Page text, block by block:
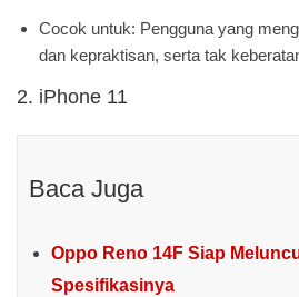
Cocok untuk: Pengguna yang
dan kepraktisan, serta tak
2. iPhone 11
Baca Juga
Oppo Reno 14F Siap
Spesifikasinya